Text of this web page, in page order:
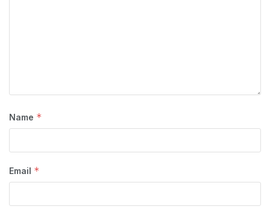
Name *
Email *